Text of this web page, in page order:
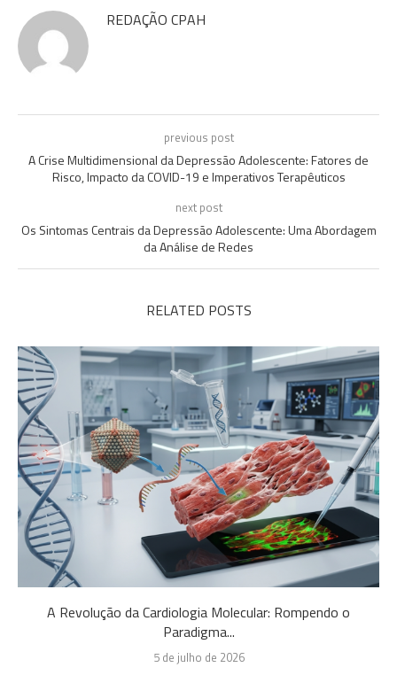
REDAÇÃO CPAH
previous post
A Crise Multidimensional da Depressão Adolescente: Fatores de
Risco, Impacto da COVID-19 e Imperativos Terapêuticos
next post
Os Sintomas Centrais da Depressão Adolescente: Uma Abordagem
da Análise de Redes
RELATED POSTS
A Revolução da Cardiologia Molecular: Rompendo o
Paradigma...
5 de julho de 2026